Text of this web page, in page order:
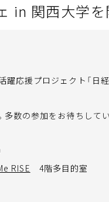
in 関西大学を
応援プロジェクト「日
数の参加をお待ちしてい
RISE 4階多目的室